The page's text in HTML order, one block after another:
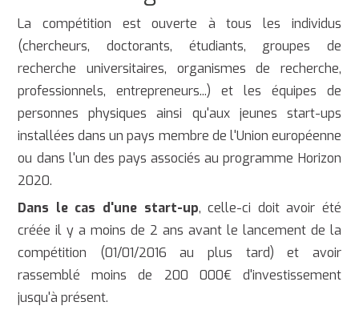
La compétition est ouverte à tous les individus
(chercheurs, doctorants, étudiants, groupes de
recherche universitaires, organismes de recherche,
professionnels, entrepreneurs...) et les équipes de
personnes physiques ainsi qu'aux jeunes start-ups
installées dans un pays membre de l'Union européenne
ou dans l'un des pays associés au programme Horizon
2020.
Dans le cas d'une start-up, celle-ci doit avoir été
créée il y a moins de 2 ans avant le lancement de la
compétition (01/01/2016 au plus tard) et avoir
rassemblé moins de 200 000€ d'investissement
jusqu'à présent.